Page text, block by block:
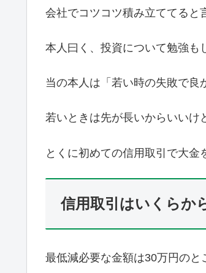
会社でコツコツ積み立ててると
本人曰く、投資について勉強も
当の本人は「若い時の失敗で良
若いときは先が長いからいいけ
とくに初めての信用取引で大金
信用取引はいくらか
最低減必要な金額は30万円のと